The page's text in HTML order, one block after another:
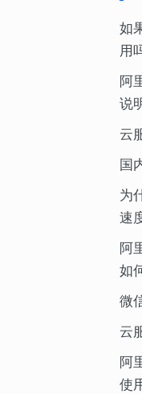
如
用
阿
说
云
国
为
速
阿
如
微
云
阿
使